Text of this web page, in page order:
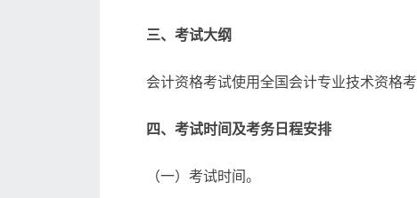
三、考试大纲
会计资格考试使用全国会计专业技术资格
四、考试时间及考务日程安排
（一）考试时间。